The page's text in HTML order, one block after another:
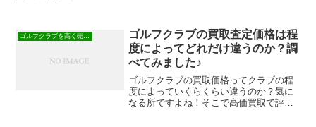
ゴルフクラブを高く売る方法
ゴルフクラブの買取査定価格は程
度によってどれだけ違うのか？調
べてみました♪
ゴルフクラブの買取価格ってクラブの程
度によっていくらくらい違うのか？気に
なる所ですよね！そこで高価買取で評判